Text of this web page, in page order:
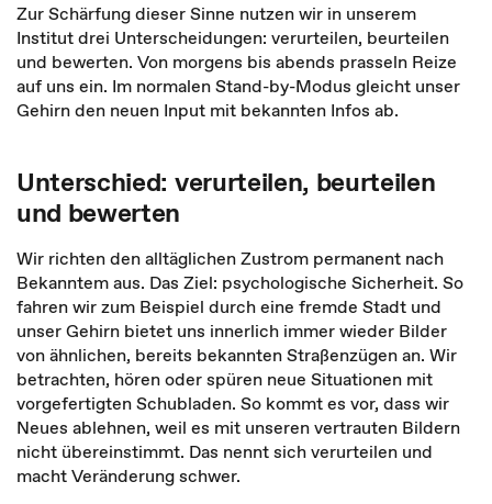
Zur Schärfung dieser Sinne nutzen wir in unserem
Institut drei Unterscheidungen: verurteilen, beurteilen
und bewerten. Von morgens bis abends prasseln Reize
auf uns ein. Im normalen Stand-by-Modus gleicht unser
Gehirn den neuen Input mit bekannten Infos ab.
Unterschied: verurteilen, beurteilen
und bewerten
Wir richten den alltäglichen Zustrom permanent nach
Bekanntem aus. Das Ziel: psychologische Sicherheit. So
fahren wir zum Beispiel durch eine fremde Stadt und
unser Gehirn bietet uns innerlich immer wieder Bilder
von ähnlichen, bereits bekannten Straßenzügen an. Wir
betrachten, hören oder spüren neue Situationen mit
vorgefertigten Schubladen. So kommt es vor, dass wir
Neues ablehnen, weil es mit unseren vertrauten Bildern
nicht übereinstimmt. Das nennt sich verurteilen und
macht Veränderung schwer.